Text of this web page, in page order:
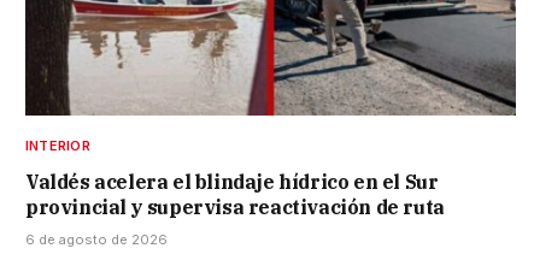
INTERIOR
Valdés acelera el blindaje hídrico en el Sur
provincial y supervisa reactivación de ruta
6 de agosto de 2026